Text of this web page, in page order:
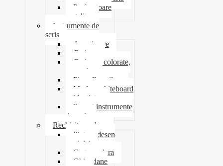
Perforatoare
metalice
Instrumente de
scris
Ascutitoare
Carioca
Creioane colorate,
mecanice
Pix roller stilou
Marker whiteboard
evidentiator
Suport instrumente
de scris
Rechizite scolare
Pictura desen
modelaj
Creta scolara
Ghiozdane